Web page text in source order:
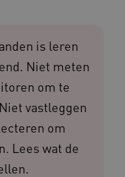
is leren
Niet meten
om te
vastleggen
om
Lees wat de